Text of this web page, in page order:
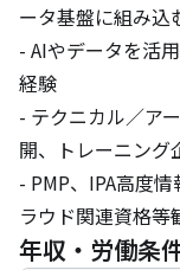
ータ基盤に組み込
- AIやデータを活
経験
- テクニカル／ア
開、トレーニング
- PMP、IPA高度
ラウド関連資格等
年収・労働条